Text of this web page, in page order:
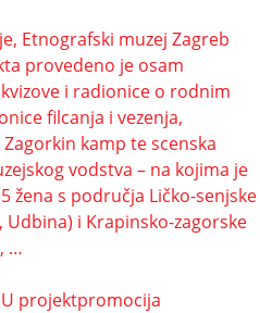
Etnografski muzej Zagreb
provedeno je osam
i radionice o rodnim
filcanja i vezenja,
kamp te scenska
vodstva – na kojima je
žena s područja Ličko-senjske
Udbina) i Krapinsko-zagorske
…
projektpromocija